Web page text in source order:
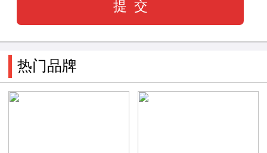
热门品牌